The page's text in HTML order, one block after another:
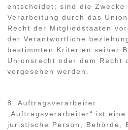
entscheidet; sind die
Verarbeitung durch das
Recht der Mitgliedstaaten
der Verantwortliche
bestimmten Kriterien seiner
Unionsrecht oder dem Recht
vorgesehen werden.
8. Auftragsverarbeiter
„Auftragsverarbeiter“ ist
juristische Person, Behörde,